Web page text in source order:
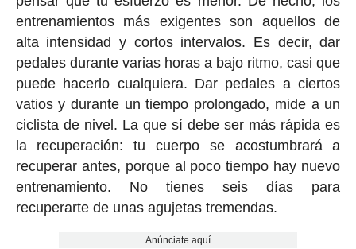
entrenamientos más exigentes son aquellos de
alta intensidad y cortos intervalos. Es decir, dar
pedales durante varias horas a bajo ritmo, casi que
puede hacerlo cualquiera. Dar pedales a ciertos
vatios y durante un tiempo prolongado, mide a un
ciclista de nivel. La que sí debe ser más rápida es
la recuperación: tu cuerpo se acostumbrará a
recuperar antes, porque al poco tiempo hay nuevo
entrenamiento. No tienes seis días para
recuperarte de unas agujetas tremendas.
Anúnciate aquí